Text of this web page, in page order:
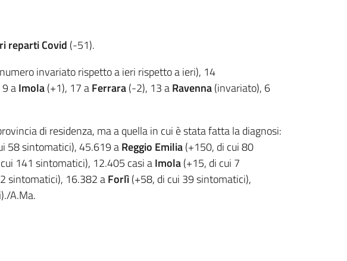
reparti Covid (-51).
invariato rispetto a ieri rispetto a ieri), 14
aImola(+1), 17 aFerrara(-2), 13 aRavenna(invariato), 6
di residenza, ma a quella in cui è stata fatta la diagnosi:
58 sintomatici), 45.619 aReggio Emilia(+150, di cui 80
141 sintomatici), 12.405 casi aImola(+15, di cui 7
sintomatici), 16.382 aForlì(+58, di cui 39 sintomatici),
A.Ma.